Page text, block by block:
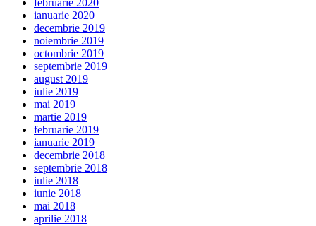
februarie 2020
ianuarie 2020
decembrie 2019
noiembrie 2019
octombrie 2019
septembrie 2019
august 2019
iulie 2019
mai 2019
martie 2019
februarie 2019
ianuarie 2019
decembrie 2018
septembrie 2018
iulie 2018
iunie 2018
mai 2018
aprilie 2018